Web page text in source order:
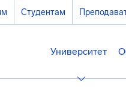
Студентам
Университет